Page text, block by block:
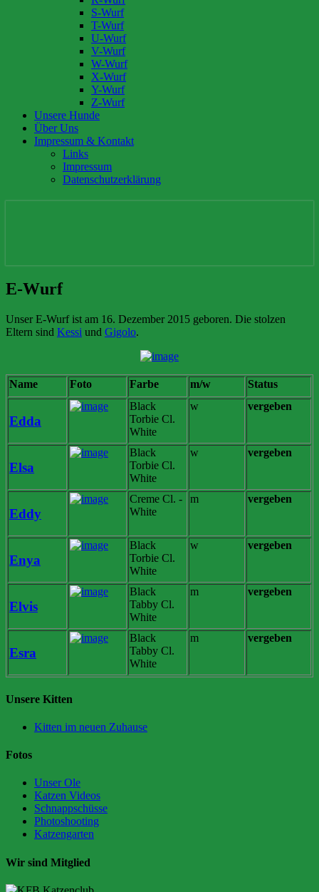
S-Wurf
T-Wurf
U-Wurf
V-Wurf
W-Wurf
X-Wurf
Y-Wurf
Z-Wurf
Unsere Hunde
Über Uns
Impressum & Kontakt
Links
Impressum
Datenschutzerklärung
E-
Wurf
E-Wurf
Unser E-Wurf ist am 16. Dezember 2015 geboren. Die stolzen
Eltern sind Kessi und Gigolo.
Name Foto Farbe m/w Status
Edda
Black
Torbie Cl.
White
w vergeben
Elsa
Black
Torbie Cl.
White
w vergeben
Eddy
Creme Cl. -
White
m vergeben
Enya
Black
Torbie Cl.
White
w vergeben
Elvis
Black
Tabby Cl.
White
m vergeben
Esra
Black
Tabby Cl.
White
m vergeben
Unsere Kitten
Kitten im neuen Zuhause
Fotos
Unser Ole
Katzen Videos
Schnappschüsse
Photoshooting
Katzengarten
Wir sind Mitglied